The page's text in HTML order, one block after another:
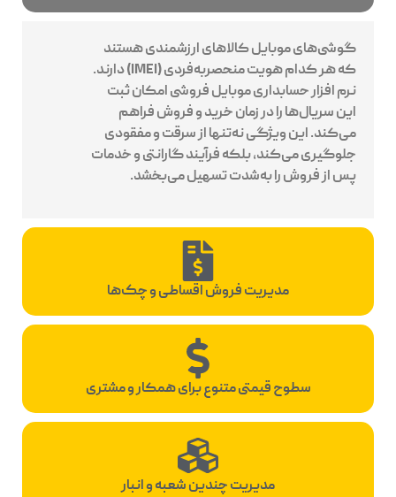
مدیریت فروش اقساطی و چک‌ها
سطوح قیمتی متنوع برای همکار و مشتری
مدیریت چندین شعبه و انبار
گوشی‌های موبایل کالاهای ارزشمندی هستند
که هر کدام هویت منحصر‌به‌فردی (IMEI) دارند.
نرم افزار حسابداری موبایل فروشیامکان ثبت
این سریال‌ها را در زمان خرید و فروش فراهم
می‌کند. این ویژگی نه‌تنها از سرقت و مفقودی
جلوگیری می‌کند، بلکه فرآیند گارانتی و خدمات
پس از فروش را به‌شدت تسهیل می‌بخشد.